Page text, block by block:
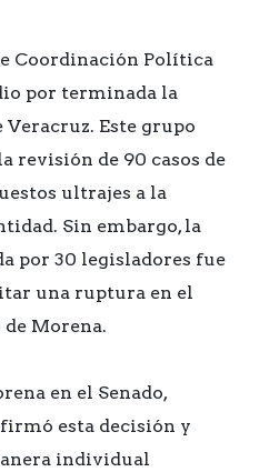
Coordinación Política
por terminada la
Este grupo
revisión de 90 casos de
ultrajes a la
Sin embargo, la
por 30 legisladores fue
una ruptura en el
Morena.
en el Senado,
esta decisión y
individual